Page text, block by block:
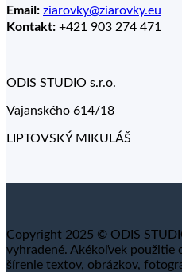
Email: ziarovky@ziarovky.eu
Kontakt: +421 903 274 471
ODIS STUDIO s.r.o.
Vajanského 614/18
LIPTOVSKÝ MIKULÁŠ
Copyright 2025 © ODIS
vyhradené. Akékoľvek použitie
šírenie textov, obrázkov,